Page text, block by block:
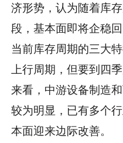
济形势，认为随着库
段，基本面即将企稳
当前库存周期的三大
上行周期，但要到四
来看，中游设备制造
较为明显，已有多个
本面迎来边际改善。